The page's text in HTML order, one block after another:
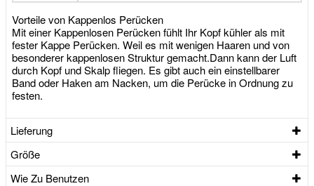
Vorteile von Kappenlos Perücken
Mit einer Kappenlosen Perücken fühlt Ihr Kopf kühler als mit
fester Kappe Perücken. Weil es mit wenigen Haaren und von
besonderer kappenlosen Struktur gemacht.Dann kann der Luft
durch Kopf und Skalp fliegen. Es gibt auch ein einstellbarer
Band oder Haken am Nacken, um die Perücke in Ordnung zu
festen.
Lieferung
Größe
Wie Zu Benutzen